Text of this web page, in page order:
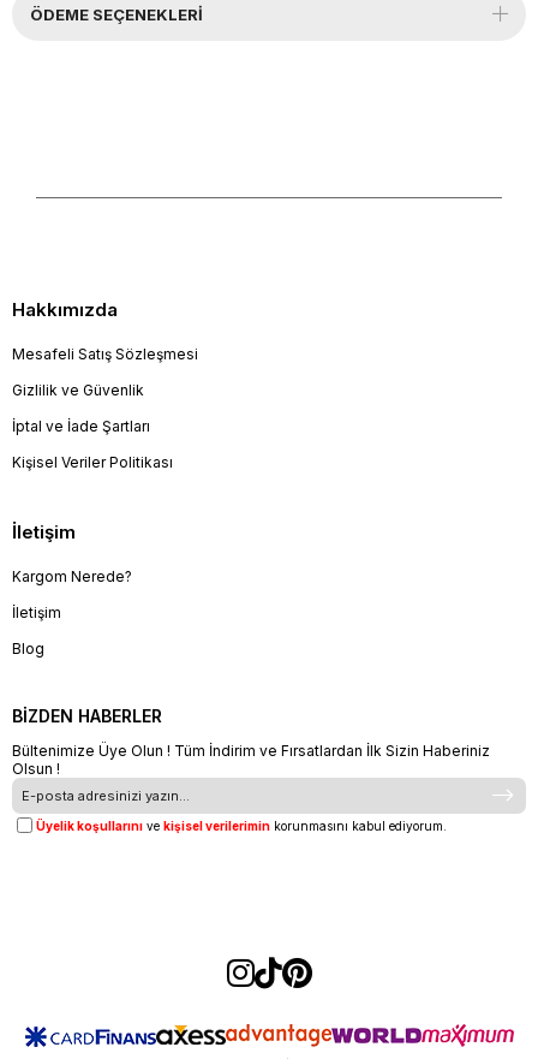
ÖDEME SEÇENEKLERI
Hakkımızda
Mesafeli Satış Sözleşmesi
Gizlilik ve Güvenlik
İptal ve İade Şartları
Kişisel Veriler Politikası
İletişim
Kargom Nerede?
İletişim
Blog
BİZDEN HABERLER
Bültenimize Üye Olun ! Tüm İndirim ve Fırsatlardan İlk Sizin Haberiniz
Olsun !
Üyelik koşullarını ve kişisel verilerimin korunmasını kabul ediyorum.